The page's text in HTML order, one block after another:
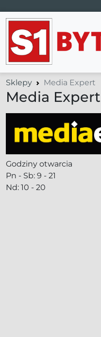
Main Navigation
Sklepy Media Expert
Media Expert
Godziny otwarcia
Pn - Sb: 9 - 21
Nd: 10 - 20